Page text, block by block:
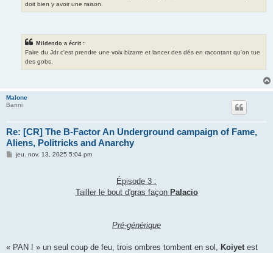
doit bien y avoir une raison.
Mildendo a écrit :
Faire du Jdr c'est prendre une voix bizarre et lancer des dés en racontant qu'on tue
des gobs.
Malone
Banni
Re: [CR] The B-Factor An Underground campaign of Fame,
Aliens, Politricks and Anarchy
Mjeu. nov. 13, 2025 5:04 pm
Épisode 3 :
Tailler le bout d'gras façon Palacio
Pré-générique
« PAN ! » un seul coup de feu, trois ombres tombent en sol, Koiyetest